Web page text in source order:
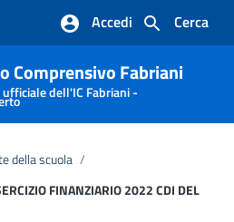
Cerca
Accedi
Comprensivo Fabriani
dell'IC Fabriani -
della scuola /
FINANZIARIO 2022 CDI DEL